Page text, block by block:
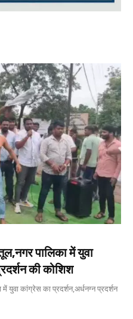
पालिका में युवा
की कोशिश
युवा कांग्रेस का प्रदर्शन,अर्धनग्न प्रदर्शन